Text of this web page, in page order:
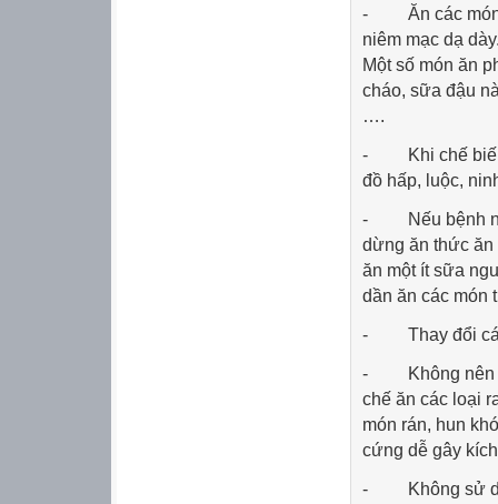
- Ăn các món
niêm mạc dạ
Một số món ăn
cháo, sữa đậu
….
- Khi chế biến
đồ hấp, luộc,
- Nếu bệnh
dừng ăn thức ăn
ăn một ít sữa
dần ăn các món
- Thay đổi các
- Không nên
chế ăn các loại
món rán, hun
cứng dễ gây
- Không sử